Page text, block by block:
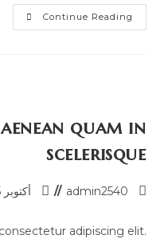
Continue Reading
quam in
scelerisque
admin2540 أكتوبر 25, 2016
adipiscing elit.